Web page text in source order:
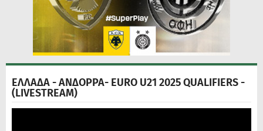
ΕΛΛΑΔΑ - ΑΝΔΟΡΡΑ- EURO U21 2025 QUALIFIERS -
(LIVESTREAM)